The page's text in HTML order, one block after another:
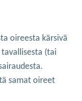
oireesta kärsivä
(tai
samat oireet